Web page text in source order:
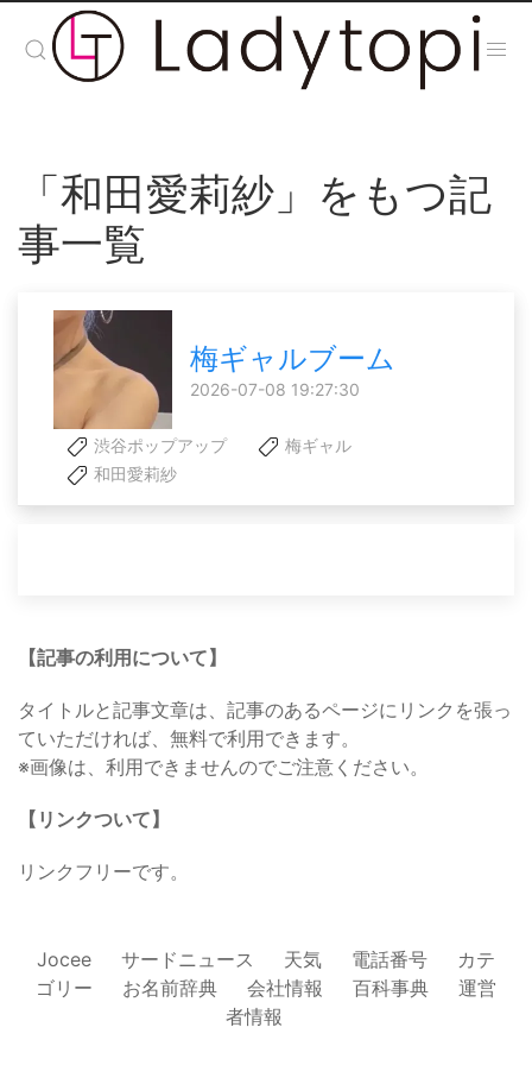
「和田愛莉紗」をもつ記
事一覧
梅ギャルブーム
2026-07-08 19:27:30
渋谷ポップアップ
梅ギャル
和田愛莉紗
【記事の利用について】
タイトルと記事文章は、記事のあるページにリンクを張っ
ていただければ、無料で利用できます。
※画像は、利用できませんのでご注意ください。
【リンクついて】
リンクフリーです。
Jocee サードニュース 天気 電話番号
カテ
ゴリー
お名前辞典 会社情報 百科事典
運営
者情報